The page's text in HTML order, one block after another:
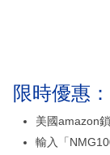
限時優惠
美國amazon
輸入「